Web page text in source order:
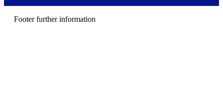
Footer further information